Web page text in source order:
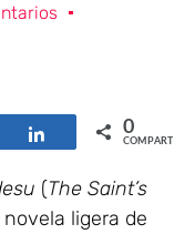
Compartir0
COMPARTIR
(The Saint’s
novela ligera de